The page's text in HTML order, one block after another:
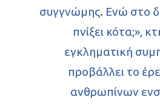
συγγνώμης. Ενώ στο
πνίξει κότα;»,
εγκληματική
προβάλλει το
ανθρωπίνων